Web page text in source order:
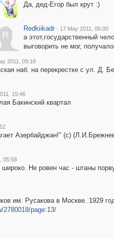
Да, дед-Егор был крут :)
R
Redkiikadr · 17 May 2011, 06:00
а этот,государственный
выговорить не мог,
2011, 09:18
наб. на перекрестке с ул. Д.
15:46
Бакинский квартал
Азербайджан!" (с)
05:58
Не ровен час - штаны
им. Русакова в Москве. 1929
2780018/page:13/